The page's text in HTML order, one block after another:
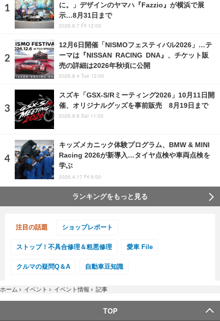
に。」デザインのヤマハ『Fazzio』が横浜で展
示…8月31日まで
2026.8.7 Fri 12:00
12月6日開催「NISMOフェスティバル2026」…テ
ーマは『NISSAN RACING DNA』、チケット販
売の詳細は2026年秋頃に公開
2026.8.4 Tue 12:00
スズキ「GSX-S/Rミーティング2026」10月11日開
催、オリジナルグッズを事前販売 8月19日まで
2026.8.8 Sat 11:00
キッズメカニック体験プログラム、BMW & MINI
Racing 2026が新導入…タイヤ点検や車両点検を
学ぶ
2026.4.17 Fri 9:00
ランキングをもっと見る
注目の話題 ショップレポート
ストップ！不具合修理＆粗悪修理 愛車 File
クルマの疑問Q＆A 自動車豆知識
ホーム › イベント › イベント情報 › 記事
TOP